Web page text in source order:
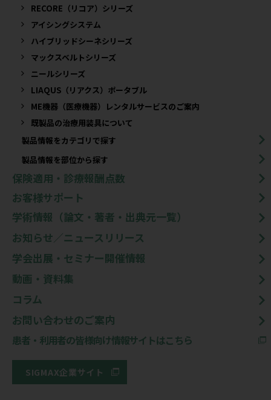
RECORE（リコア）シリーズ
アイシングシステム
ハイブリッドシーネシリーズ
マックスベルトシリーズ
ニールシリーズ
LIAQUS（リアクス）ポータブル
ME機器（医療機器）レンタルサービスのご案内
既製品の治療用装具について​
製品情報をカテゴリで探す
製品情報を部位から探す
保険適用・診療報酬点数
お客様サポート
学術情報（論文・著者・出典元一覧）
お知らせ／ニュースリリース
学会出展・セミナー開催情報
動画・資料集
コラム
お問い合わせのご案内
患者・利用者の皆様向け情報サイトはこちら
SIGMAX企業サイト